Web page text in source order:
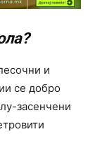
и
се добро
засенчени